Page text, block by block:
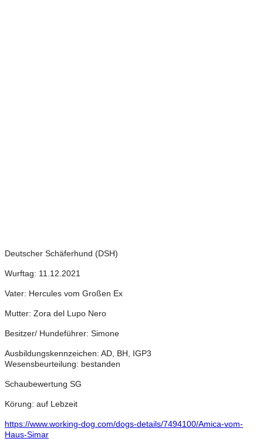
Deutscher Schäferhund (DSH)
Wurftag: 11.12.2021
Vater: Hercules vom Großen Ex
Mutter: Zora del Lupo Nero
Besitzer/ Hundeführer: Simone
Ausbildungskennzeichen: AD, BH, IGP3
Wesensbeurteilung: bestanden
Schaubewertung SG
Körung: auf Lebzeit
https://www.working-dog.com/dogs-details/7494100/Amica-vom-
Haus-Simar